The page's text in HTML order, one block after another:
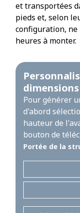
et transportées
pieds et, selon
configuration,
heures à monter.
dimensions
Pour générer
d'abord
hauteur de
bouton de
Portée de la